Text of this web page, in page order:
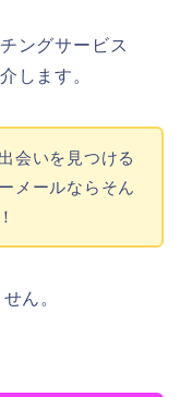
ングサービス
します。
会いを見つける
メールならそん
ん。